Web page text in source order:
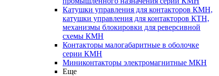
Катушки управления для контакторов КМН,
катушки управления для контакторов КТН,
механизмы блокировки для реверсивной
схемы КМН
Контакторы малогабаритные в оболочке
серии КМН
Миниконтакторы электромагнитные МКН
Еще